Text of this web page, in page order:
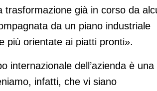
trasformazione già in corso da
da un piano industriale
più orientate ai piatti pronti».
internazionale dell’azienda è una
infatti, che vi siano